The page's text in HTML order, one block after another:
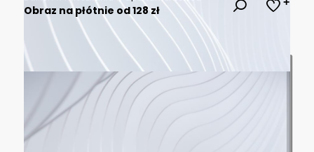
Obraz na płótnie od 128 zł